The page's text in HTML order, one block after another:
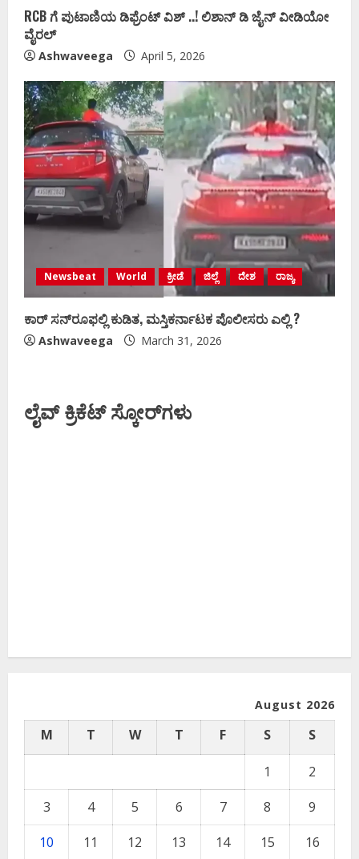
RCB ಗೆ ಪುಟಾಣಿಯ ಡಿಫ್ರೆಂಟ್‌ ವಿಶ್ ..! ಲಿಶಾನ್‌ ಡಿ ಜೈನ್‌ ವೀಡಿಯೋ
ವೈರಲ್
Ashwaveega April 5, 2026
Newsbeat World ಕ್ರೀಡೆ ಜಿಲ್ಲೆ ದೇಶ ರಾಜ್ಯ
ಕಾರ್ ಸನ್‌ರೂಫಲ್ಲಿ ಕುಡಿತ, ಮಸ್ತಿಕರ್ನಾಟಕ ಪೊಲೀಸರು ಎಲ್ಲಿ ?
Ashwaveega March 31, 2026
ಲೈವ್ ಕ್ರಿಕೆಟ್ ಸ್ಕೋರ್‌ಗಳು
August 2026
M T W T F S S
1
2
3
4 5 6 7 8
9
10
11 12 13 14 15
16